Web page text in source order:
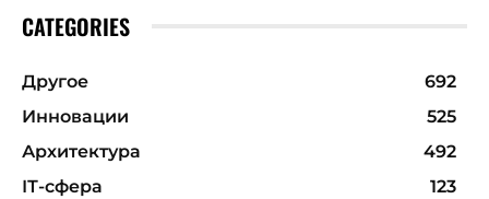
CATEGORIES
Другое
692
Инновации
525
Архитектура
492
ІТ-сфера
123